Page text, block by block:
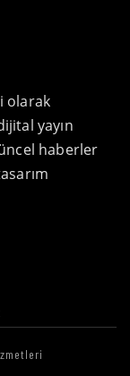
olarak
yayın
haberler